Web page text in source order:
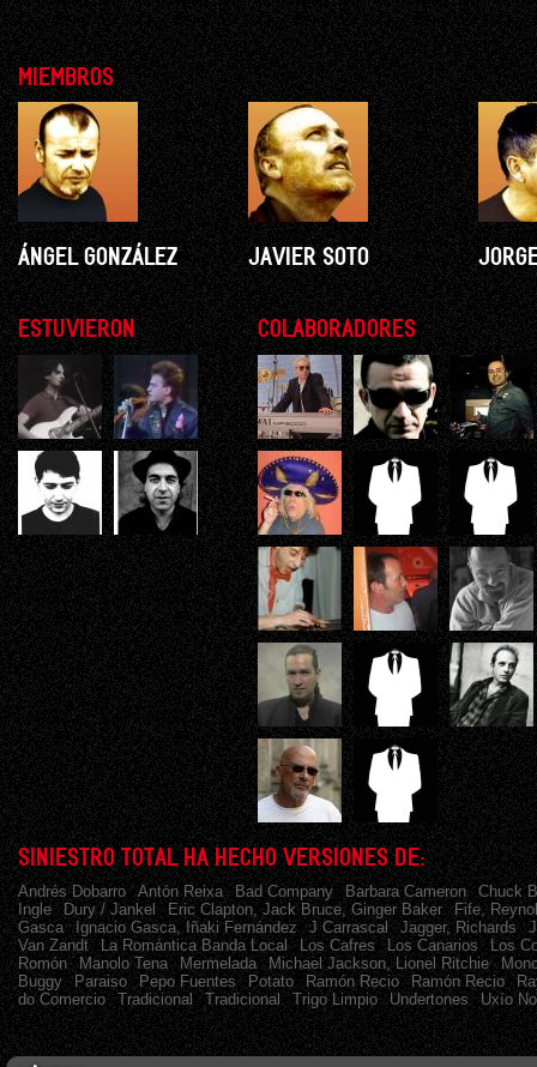
MIEMBROS
ÁNGEL GONZÁLEZ JAVIER SOTO
ESTUVIERON COLABORADORES
SINIESTRO TOTAL HA HECHO VERSIONES DE:
Andrés Dobarro Antón Reixa Bad Company Barbara Cameron
Chuck
Ingle
Dury / Jankel Eric Clapton, Jack Bruce, Ginger Baker
Fife,
Gasca
Ignacio Gasca, Iñaki Fernández J Carrascal Jagger, Richards
Van Zandt
La Romántica Banda Local Los Cafres Los Canarios
Los
Romón
Manolo Tena Mermelada Michael Jackson, Lionel Ritchie
Buggy
Paraiso Pepo Fuentes Potato Ramón Recio Ramón Recio
do Comercio
Tradicional Tradicional Trigo Limpio Undertones Uxío